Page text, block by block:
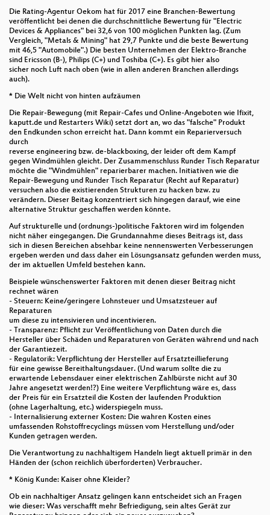
Die Rating-Agentur Oekom hat für 2017 eine Branchen-Bewertung
veröffentlicht bei denen die durchschnittliche Bewertung für "Electric
Devices & Appliances" bei 32,6 von 100 möglichen Punkten lag. (Zum
Vergleich, "Metals & Mining" hat 29,7 Punkte und die beste Bewertung
mit 46,5 "Automobile".) Die besten Unternehmen der Elektro-Branche
sind Ericsson (B-), Philips (C+) und Toshiba (C+). Es gibt hier also
sicher noch Luft nach oben (wie in allen anderen Branchen allerdings
auch).
* Die Welt nicht von hinten aufzäumen
Die Repair-Bewegung (mit Repair-Cafes und Online-Angeboten wie Ifixit,
kaputt.de und Restarters Wiki) setzt dort an, wo das "falsche" Produkt
den Endkunden schon erreicht hat. Dann kommt ein Reparierversuch
durch
reverse engineering bzw. de-blackboxing, der leider oft dem Kampf
gegen Windmühlen gleicht. Der Zusammenschluss Runder Tisch Reparatur
möchte die "Windmühlen" reparierbarer machen. Initiativen wie die
Repair-Bewegung und Runder Tisch Reparatur (Recht auf Reparatur)
versuchen also die existierenden Strukturen zu hacken bzw. zu
verändern. Dieser Beitag konzentriert sich hingegen darauf, wie eine
alternative Struktur geschaffen werden könnte.
Auf strukturelle und (ordnungs-)politische Faktoren wird im folgenden
nicht näher eingegangen. Die Grundannahme dieses Beitrags ist, dass
sich in diesen Bereichen absehbar keine nennenswerten Verbesserungen
ergeben werden und dass daher ein Lösungsansatz gefunden werden muss,
der im aktuellen Umfeld bestehen kann.
Beispiele wünschenswerter Faktoren mit denen dieser Beitrag nicht
rechnet wären
- Steuern: Keine/geringere Lohnsteuer und Umsatzsteuer auf
Reparaturen
um diese zu intensivieren und incentivieren.
- Transparenz: Pflicht zur Veröffentlichung von Daten durch die
Hersteller über Schäden und Reparaturen von Geräten während und nach
der Garantiezeit.
- Regulatorik: Verpflichtung der Hersteller auf Ersatzteillieferung
für eine gewisse Bereithaltungsdauer. (Und warum sollte die zu
erwartende Lebensdauer einer elektrischen Zahlbürste nicht auf 30
Jahre angesetzt werden!?) Eine weitere Verpflichtung wäre es, dass
der Preis für ein Ersatzteil die Kosten der laufenden Produktion
(ohne Lagerhaltung, etc.) widerspiegeln muss.
- Internalisierung externer Kosten: Die wahren Kosten eines
umfassenden Rohstoffrecyclings müssen vom Herstellung und/oder
Kunden getragen werden.
Die Verantwortung zu nachhaltigem Handeln liegt aktuell primär in den
Händen der (schon reichlich überforderten) Verbraucher.
* König Kunde: Kaiser ohne Kleider?
Ob ein nachhaltiger Ansatz gelingen kann entscheidet sich an Fragen
wie dieser: Was verschafft mehr Befriedigung, sein altes Gerät zur